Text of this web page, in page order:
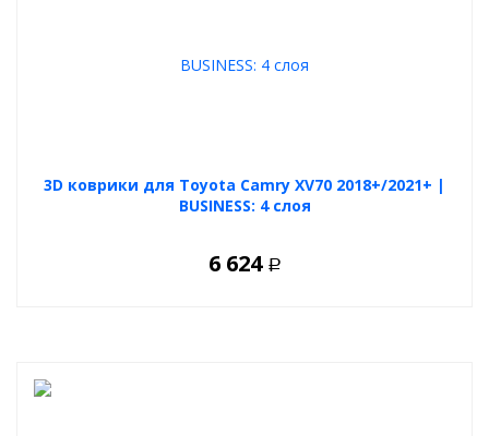
3D коврики для Toyota Camry XV70 2018+/2021+ |
BUSINESS: 4 слоя
6 624 Р